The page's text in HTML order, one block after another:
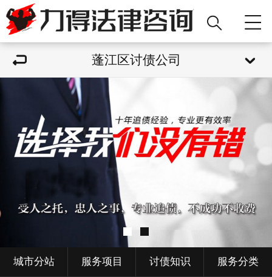
蓬江区讨债公司
城市分站 服务项目 讨债知识 服务分类